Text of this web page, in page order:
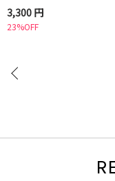
3,300 円
23%OFF